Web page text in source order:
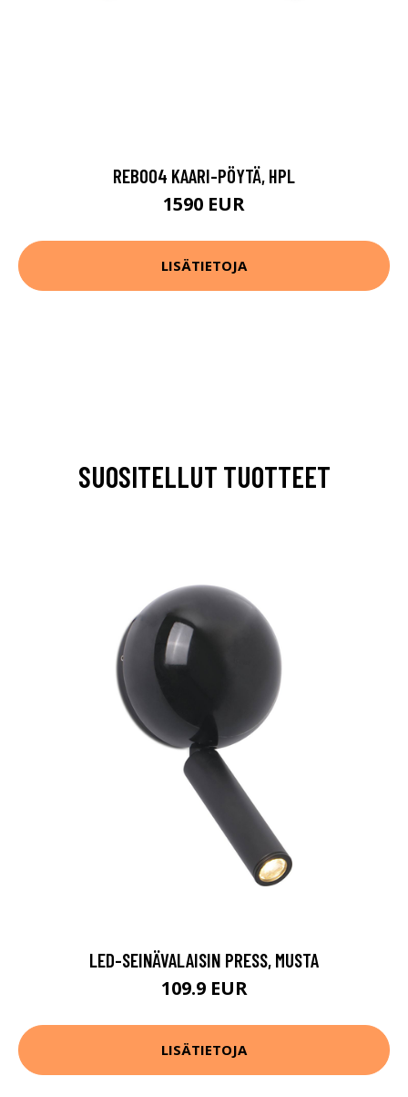
REB004 KAARI-PÖYTÄ, HPL
1590 EUR
LISÄTIETOJA
SUOSITELLUT TUOTTEET
LED-SEINÄVALAISIN PRESS, MUSTA
109.9 EUR
LISÄTIETOJA